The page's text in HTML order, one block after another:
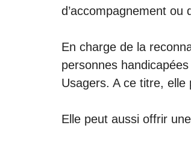
d’accompagnement ou
En charge de la
personnes
Usagers. A ce titre,
Elle peut aussi offrir